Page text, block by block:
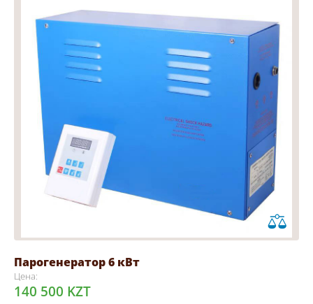
Парогенератор 6 кВт
Цена:
140 500 KZT